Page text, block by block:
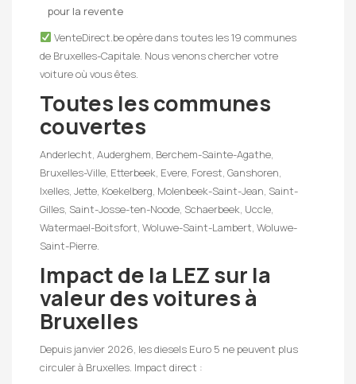
pour la revente
VenteDirect.be opère dans toutes les 19 communes
de Bruxelles-Capitale. Nous venons chercher votre
voiture où vous êtes.
Toutes les communes
couvertes
Anderlecht, Auderghem, Berchem-Sainte-Agathe,
Bruxelles-Ville, Etterbeek, Evere, Forest, Ganshoren,
Ixelles, Jette, Koekelberg, Molenbeek-Saint-Jean, Saint-
Gilles, Saint-Josse-ten-Noode, Schaerbeek, Uccle,
Watermael-Boitsfort, Woluwe-Saint-Lambert, Woluwe-
Saint-Pierre.
Impact de la LEZ sur la
valeur des voitures à
Bruxelles
Depuis janvier 2026, les diesels Euro 5 ne peuvent plus
circuler à Bruxelles. Impact direct :